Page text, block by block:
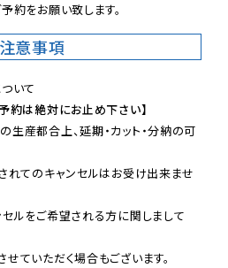
約をお願い致します。
意事項
約は絶対にお止め下さい】
産都合上、延期・カット・分納の可
れてのキャンセルはお受け出来ませ
ルをご希望される方に関しまして
ていただく場合もございます。